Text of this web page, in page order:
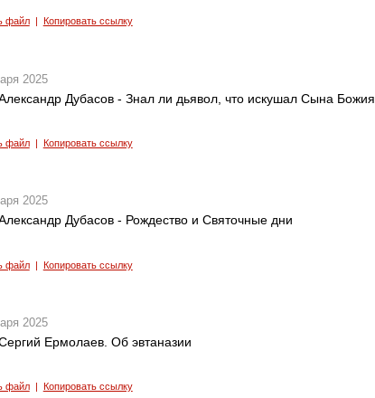
файл| Копировать ссылку
2025
Дубасов - Знал ли дьявол, что искушал Сына Божия
файл| Копировать ссылку
2025
Дубасов - Рождество и Святочные дни
файл| Копировать ссылку
2025
Ермолаев. Об эвтаназии
файл| Копировать ссылку